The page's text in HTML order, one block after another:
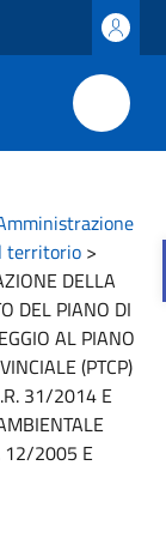
territorio >
DELLA
DEL PIANO DI
AL PIANO
(PTCP)
31/2014 E
12/2005 E